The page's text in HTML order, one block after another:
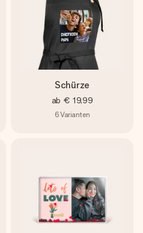
Schürze
ab € 19,99
6Varianten